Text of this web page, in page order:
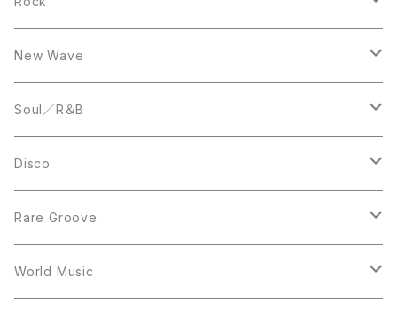
LP
12inch
LP
New Wave
12inch
LP
Soul／R＆B
LP
12inch
Disco
7inch
12inch
Rare Groove
12inch
World Music